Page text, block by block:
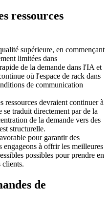
ressources
supérieure, en commençant
limitées dans
de la demande dans l'IA et
où l'espace de rack dans
de communication
ressources devraient continuer à
traduit directement par de la
de la demande vers des
structurelle.
pour garantir des
à offrir les meilleures
possibles pour prendre en
clients.
de